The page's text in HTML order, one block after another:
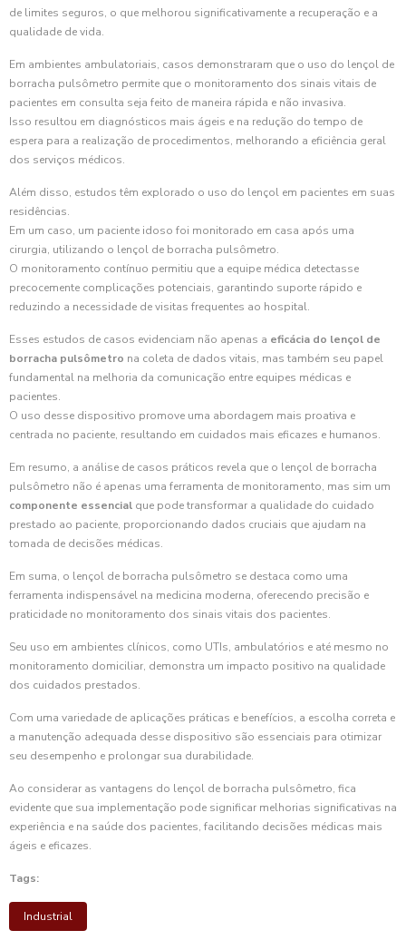
de limites seguros, o que melhorou significativamente a recuperação e a
qualidade de vida.
Em ambientes ambulatoriais, casos demonstraram que o uso do lençol de
borracha pulsômetro permite que o monitoramento dos sinais vitais de
pacientes em consulta seja feito de maneira rápida e não invasiva.
Isso resultou em diagnósticos mais ágeis e na redução do tempo de
espera para a realização de procedimentos, melhorando a eficiência geral
dos serviços médicos.
Além disso, estudos têm explorado o uso do lençol em pacientes em suas
residências.
Em um caso, um paciente idoso foi monitorado em casa após uma
cirurgia, utilizando o lençol de borracha pulsômetro.
O monitoramento contínuo permitiu que a equipe médica detectasse
precocemente complicações potenciais, garantindo suporte rápido e
reduzindo a necessidade de visitas frequentes ao hospital.
Esses estudos de casos evidenciam não apenas a eficácia do lençol de
borracha pulsômetro na coleta de dados vitais, mas também seu papel
fundamental na melhoria da comunicação entre equipes médicas e
pacientes.
O uso desse dispositivo promove uma abordagem mais proativa e
centrada no paciente, resultando em cuidados mais eficazes e humanos.
Em resumo, a análise de casos práticos revela que o lençol de borracha
pulsômetro não é apenas uma ferramenta de monitoramento, mas sim um
componente essencial que pode transformar a qualidade do cuidado
prestado ao paciente, proporcionando dados cruciais que ajudam na
tomada de decisões médicas.
Em suma, o lençol de borracha pulsômetro se destaca como uma
ferramenta indispensável na medicina moderna, oferecendo precisão e
praticidade no monitoramento dos sinais vitais dos pacientes.
Seu uso em ambientes clínicos, como UTIs, ambulatórios e até mesmo no
monitoramento domiciliar, demonstra um impacto positivo na qualidade
dos cuidados prestados.
Com uma variedade de aplicações práticas e benefícios, a escolha correta e
a manutenção adequada desse dispositivo são essenciais para otimizar
seu desempenho e prolongar sua durabilidade.
Ao considerar as vantagens do lençol de borracha pulsômetro, fica
evidente que sua implementação pode significar melhorias significativas na
experiência e na saúde dos pacientes, facilitando decisões médicas mais
ágeis e eficazes.
Tags:
Industrial